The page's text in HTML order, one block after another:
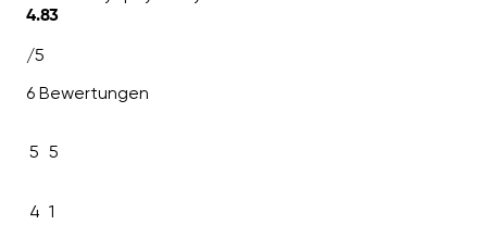
4.83
/5
6 Bewertungen
5 5
4 1